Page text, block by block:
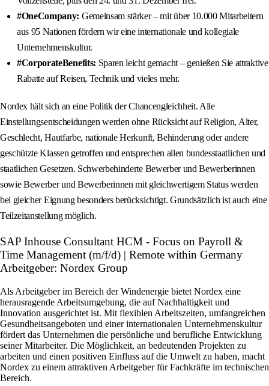
#OneCompany: Gemeinsam stärker – mit über 10.000 Mitarbeitern
aus 95 Nationen fördern wir eine internationale und kollegiale
Unternehmenskultur.
#CorporateBenefits: Sparen leicht gemacht – genießen Sie attraktive
Rabatte auf Reisen, Technik und vieles mehr.
Nordex hält sich an eine Politik der Chancengleichheit. Alle
Einstellungsentscheidungen werden ohne Rücksicht auf Religion, Alter,
Geschlecht, Hautfarbe, nationale Herkunft, Behinderung oder andere
geschützte Klassen getroffen und entsprechen allen bundesstaatlichen und
staatlichen Gesetzen. Schwerbehinderte Bewerber und Bewerberinnen
sowie Bewerber und Bewerberinnen mit gleichwertigem Status werden
bei gleicher Eignung besonders berücksichtigt. Grundsätzlich ist auch eine
Teilzeitanstellung möglich.
SAP Inhouse Consultant HCM - Focus on Payroll &
Time Management (m/f/d) | Remote within Germany
Arbeitgeber: Nordex Group
Als Arbeitgeber im Bereich der Windenergie bietet Nordex eine
herausragende Arbeitsumgebung, die auf Nachhaltigkeit und
Innovation ausgerichtet ist. Mit flexiblen Arbeitszeiten, umfangreichen
Gesundheitsangeboten und einer internationalen Unternehmenskultur
fördert das Unternehmen die persönliche und berufliche Entwicklung
seiner Mitarbeiter. Die Möglichkeit, an bedeutenden Projekten zu
arbeiten und einen positiven Einfluss auf die Umwelt zu haben, macht
Nordex zu einem attraktiven Arbeitgeber für Fachkräfte im technischen
Bereich.